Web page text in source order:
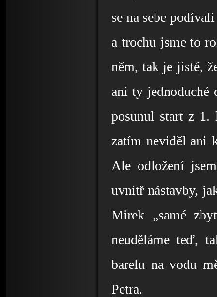
se na sebe
a trochu jsme to
něm, tak je jisté,
ani ty jednoduché
posunul start z
zatím neviděl ani
Ale odložení
uvnitř nástavby,
Mirek „samé
neuděláme teď,
barelu na vodu
Petra.